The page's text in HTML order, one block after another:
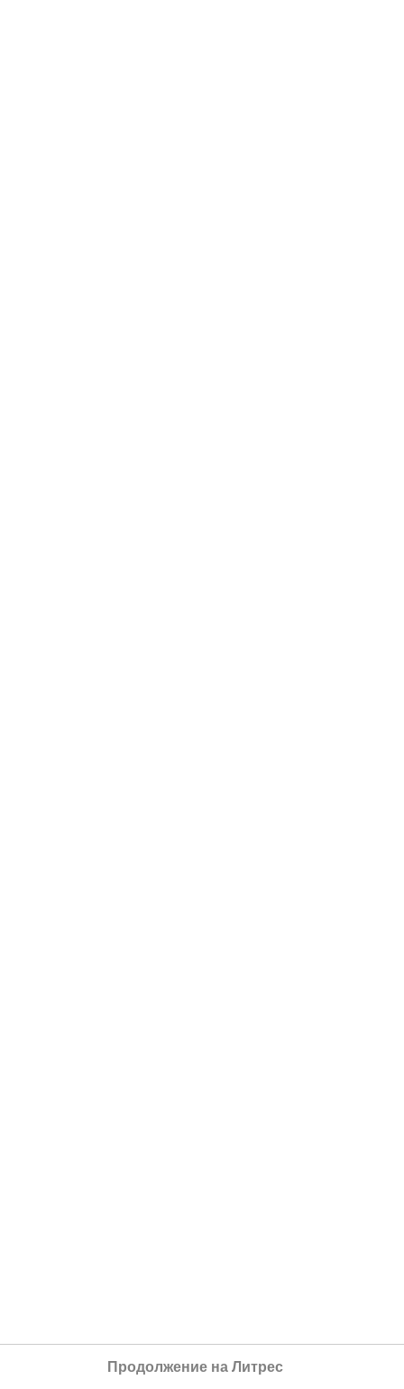
Продолжение на Литрес